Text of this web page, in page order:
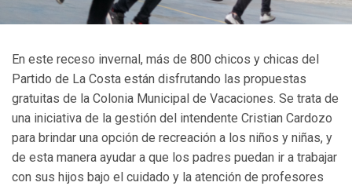
En este receso invernal, más de 800 chicos y chicas del
Partido de La Costa están disfrutando las propuestas
gratuitas de la Colonia Municipal de Vacaciones. Se trata de
una iniciativa de la gestión del intendente Cristian Cardozo
para brindar una opción de recreación a los niños y niñas, y
de esta manera ayudar a que los padres puedan ir a trabajar
con sus hijos bajo el cuidado y la atención de profesores